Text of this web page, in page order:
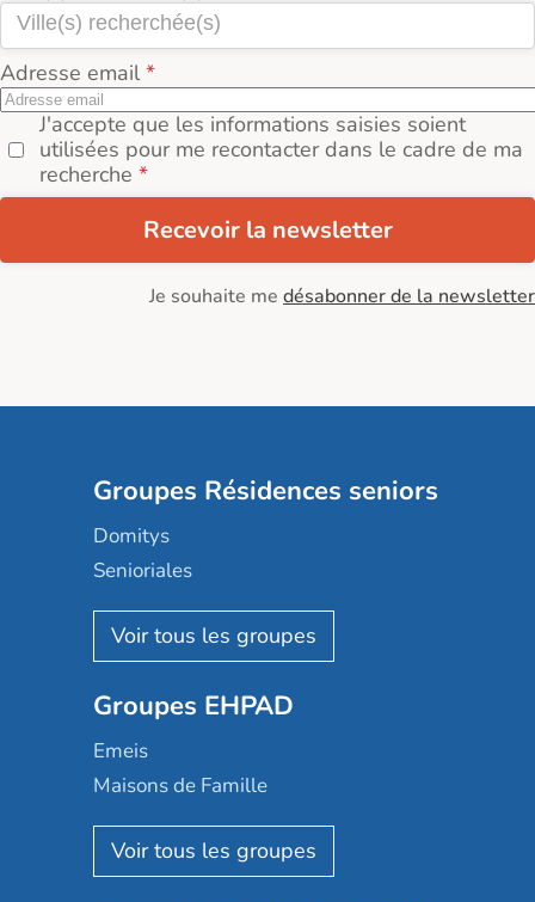
Adresse email
J'accepte que les informations saisies soient
utilisées pour me recontacter dans le cadre de ma
recherche
Recevoir la newsletter
Je souhaite me désabonner de la newsletter
Groupes Résidences seniors
Domitys
Senioriales
Nohée
Les Résidentiels
Mobicap
Domusvi
Happy Senior
Aquarelia
Nexity edenea
Groupes EHPAD
Emeis
Maisons de Famille
Korian
Emera